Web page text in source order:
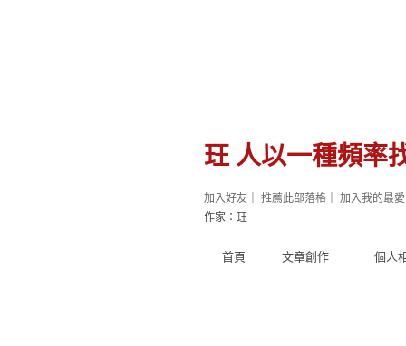
玨 人以一種頻率
首頁 文章創作 個人
加入好友 推薦此部落格 加入我的最愛
作家：玨